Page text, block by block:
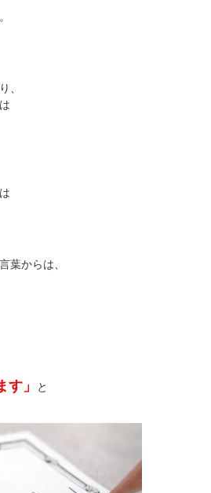
、
は
葉からは、
す」
と